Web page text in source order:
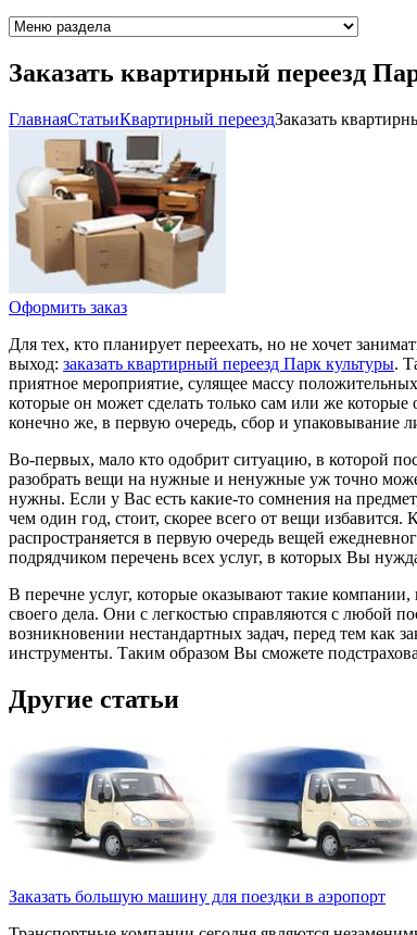
Заказать квартирный переезд
ГлавнаяCтатьиКвартирный переездЗаказать
Оформить заказ
Для тех, кто планирует переехать, но не хочет
выход: заказать квартирный переезд Парк культуры.
приятное мероприятие, сулящее массу
которые он может сделать только сам или же
конечно же, в первую очередь, сбор и упаковывание
Во-первых, мало кто одобрит ситуацию, в которой
разобрать вещи на нужные и ненужные уж точно
нужны. Если у Вас есть какие-то сомнения на
чем один год, стоит, скорее всего от вещи
распространяется в первую очередь вещей
подрядчиком перечень всех услуг, в которых Вы
В перечне услуг, которые оказывают такие
своего дела. Они с легкостью справляются с любой
возникновении нестандартных задач, перед тем как
инструменты. Таким образом Вы сможете
Другие статьи
Заказать большую машину для поездки в аэропорт